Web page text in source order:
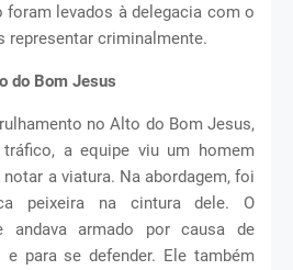
foram levados à delegacia com o
representar criminalmente.
do Bom Jesus
no Alto do Bom Jesus,
a equipe viu um homem
a viatura. Na abordagem, foi
peixeira na cintura dele. O
andava armado por causa de
e para se defender. Ele também